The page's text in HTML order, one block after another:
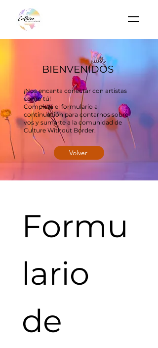
BIENVENIDOS
¡Nos encanta conectar con artistas
como tú!
Completá el formulario a
continuación para contarnos sobre
vos y sumarte a la comunidad de
Culture Without Border.
Volver
Formu
lario
de